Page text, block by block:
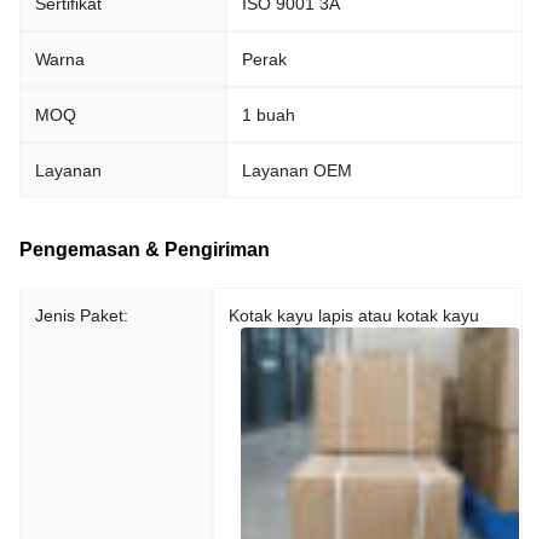
Warna Perak
MOQ 1 buah
Layanan Layanan OEM
Pengemasan & Pengiriman
Jenis Paket: Kotak kayu lapis atau kotak kayu